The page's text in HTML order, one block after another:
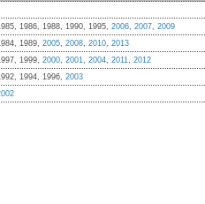
1986, 1988, 1990, 1995, 2006, 2007, 2009
1989, 2005, 2008, 2010, 2013
1999, 2000, 2001, 2004, 2011, 2012
1994, 1996, 2003